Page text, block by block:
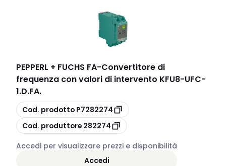
PEPPERL + FUCHS FA-Convertitore di
frequenza con valori di intervento KFU8-UFC-
1.D.FA.
copia
Cod. prodotto P7282274
copia
Cod. produttore 282274
Accedi per visualizzare prezzi e disponibilità
Accedi